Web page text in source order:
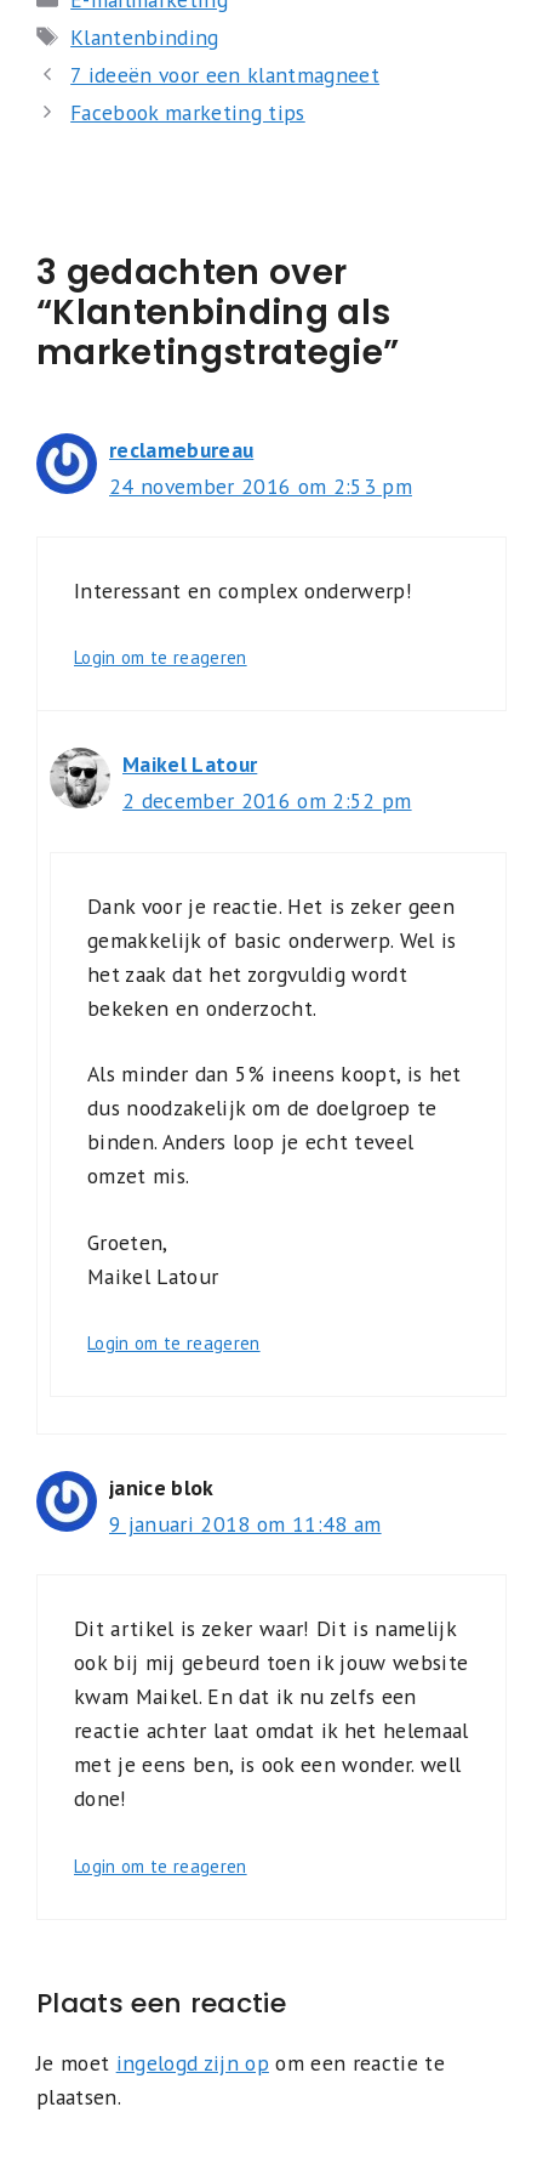
Tags
Klantenbinding
7 ideeën voor een klantmagneet
Facebook marketing tips
3 gedachten over
“Klantenbinding als
marketingstrategie”
reclamebureau
24 november 2016 om 2:53 pm
Interessant en complex onderwerp!
Login om te reageren
Maikel Latour
2 december 2016 om 2:52 pm
Dank voor je reactie. Het is zeker geen
gemakkelijk of basic onderwerp. Wel is
het zaak dat het zorgvuldig wordt
bekeken en onderzocht.
Als minder dan 5% ineens koopt, is het
dus noodzakelijk om de doelgroep te
binden. Anders loop je echt teveel
omzet mis.
Groeten,
Maikel Latour
Login om te reageren
janice blok
9 januari 2018 om 11:48 am
Dit artikel is zeker waar! Dit is namelijk
ook bij mij gebeurd toen ik jouw website
kwam Maikel. En dat ik nu zelfs een
reactie achter laat omdat ik het helemaal
met je eens ben, is ook een wonder. well
done!
Login om te reageren
Plaats een reactie
Je moet ingelogd zijn op om een reactie te
plaatsen.